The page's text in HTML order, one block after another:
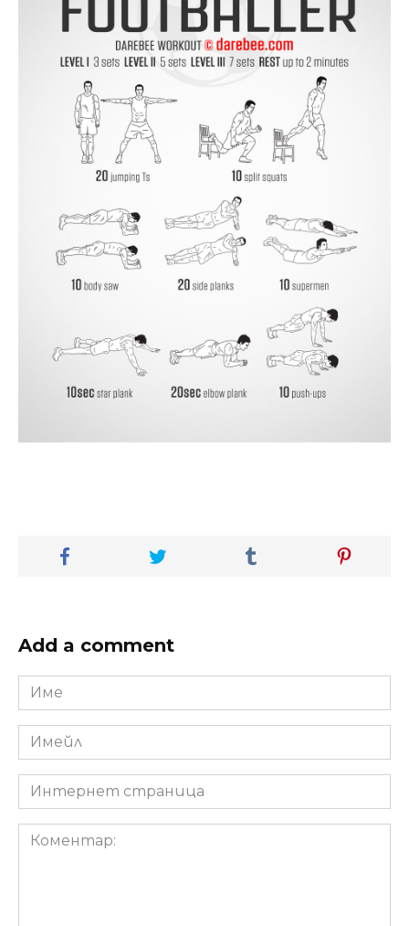
Add a comment
Име
*
Имейл
*
Интернет
страница
Коментар: